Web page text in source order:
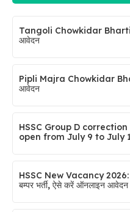
Tangoli Chowkidar Bharti
आवेदन
Pipli Majra Chowkidar
आवेदन
HSSC Group D
open from July 9 to July
HSSC New Vacancy 2026:
बम्पर भर्ती, ऐसे करें ऑनलाइन आवेदन